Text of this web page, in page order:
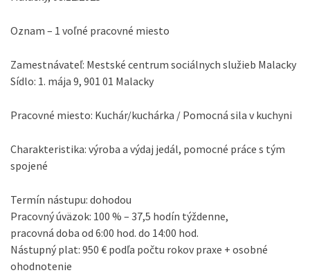
Oznam – 1 voľné pracovné miesto
Zamestnávateľ: Mestské centrum sociálnych služieb Malacky
Sídlo: 1. mája 9, 901 01 Malacky
Pracovné miesto: Kuchár/kuchárka / Pomocná sila v kuchyni
Charakteristika: výroba a výdaj jedál, pomocné práce s tým
spojené
Termín nástupu: dohodou
Pracovný úväzok: 100 % – 37,5 hodín týždenne,
pracovná doba od 6:00 hod. do 14:00 hod.
Nástupný plat: 950 € podľa počtu rokov praxe + osobné
ohodnotenie